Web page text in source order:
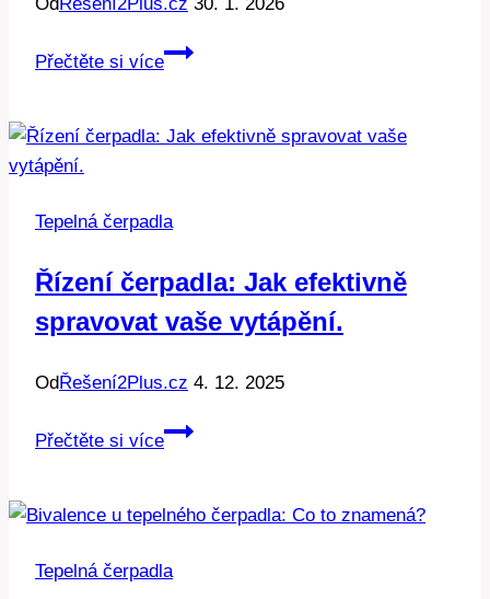
Přečtěte si více
Nastavení
IVT:
to
maximální
účinnost
Tepelná čerpadla
Řízení čerpadla: Jak efektivně
spravovat vaše vytápění.
OdŘešení2Plus.cz 4. 12. 2025
Přečtěte si více
Řízení
efektivně
vaše
Tepelná čerpadla